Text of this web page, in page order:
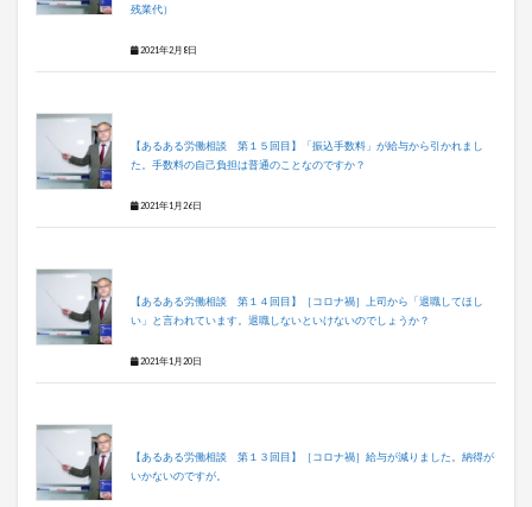
残業代）
2021年2月8日
【あるある労働相談 第１５回目】「振込手数料」が給与から引かれまし
た。手数料の自己負担は普通のことなのですか？
2021年1月26日
【あるある労働相談 第１４回目】［コロナ禍］上司から「退職してほし
い」と言われています。退職しないといけないのでしょうか？
2021年1月20日
【あるある労働相談 第１３回目】［コロナ禍］給与が減りました。納得が
いかないのですが。